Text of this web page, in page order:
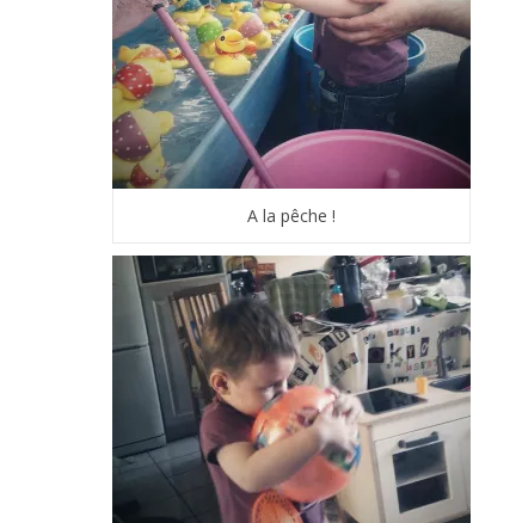
A la pêche !